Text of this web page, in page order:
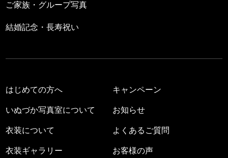
ご家族・グループ写真
結婚記念・長寿祝い
はじめての方へ
いぬづか写真室について
衣装について
衣装ギャラリー
キャンペーン
お知らせ
よくあるご質問
お客様の声